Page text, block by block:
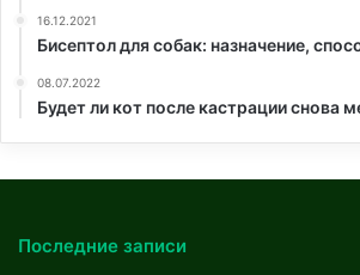
16.12.2021
Бисептол для собак: назначение,
08.07.2022
Будет ли кот после кастрации снова
Последние записи